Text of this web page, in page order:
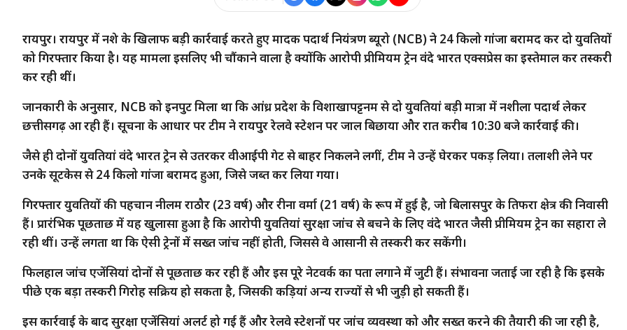
रायपुर। रायपुर में नशे के खिलाफ बड़ी कार्रवाई करते हुएमादक पदार्थ नियंत्रण ब्यूरो (NCB) ने 24 किलो गांजा बरामद कर दो युवतियों
को गिरफ्तार किया है। यह मामला इसलिए भी चौंकाने वाला है क्योंकि आरोपी प्रीमियम ट्रेन वंदे भारत एक्सप्रेस का इस्तेमाल कर तस्करी
कर रही थीं।
जानकारी के अनुसार, NCB को इनपुट मिला था कि आंध्र प्रदेश के विशाखापट्टनम से दो युवतियां बड़ी मात्रा में नशीला पदार्थ लेकर
छत्तीसगढ़ आ रही हैं। सूचना के आधार पर टीम ने रायपुर रेलवे स्टेशन पर जाल बिछाया और रात करीब 10:30 बजे कार्रवाई की।
जैसे ही दोनों युवतियां वंदे भारत ट्रेन से उतरकर वीआईपी गेट से बाहर निकलने लगीं, टीम ने उन्हें घेरकर पकड़ लिया। तलाशी लेने पर
उनके सूटकेस से 24 किलो गांजा बरामद हुआ, जिसे जब्त कर लिया गया।
गिरफ्तार युवतियों की पहचान नीलम राठौर (23 वर्ष) और रीना वर्मा (21 वर्ष) के रूप में हुई है, जो बिलासपुर के तिफरा क्षेत्र की निवासी
हैं। प्रारंभिक पूछताछ में यह खुलासा हुआ है कि आरोपी युवतियां सुरक्षा जांच से बचने के लिए वंदे भारत जैसी प्रीमियम ट्रेन का सहारा ले
रही थीं। उन्हें लगता था कि ऐसी ट्रेनों में सख्त जांच नहीं होती, जिससे वे आसानी से तस्करी कर सकेंगी।
फिलहाल जांच एजेंसियां दोनों से पूछताछ कर रही हैं और इस पूरे नेटवर्क का पता लगाने में जुटी हैं। संभावना जताई जा रही है कि इसके
पीछे एक बड़ा तस्करी गिरोह सक्रिय हो सकता है, जिसकी कड़ियां अन्य राज्यों से भी जुड़ी हो सकती हैं।
इस कार्रवाई के बाद सुरक्षा एजेंसियां अलर्ट हो गई हैं और रेलवे स्टेशनों पर जांच व्यवस्था को और सख्त करने की तैयारी की जा रही है,